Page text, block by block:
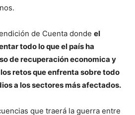
de Cuenta donde el
todo lo que el país ha
de recuperación economica y
retos que enfrenta sobre todo
a los sectores más afectados.
que traerá la guerra entre